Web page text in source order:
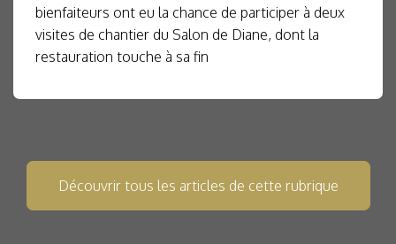
bienfaiteurs ont eu la chance de participer à deux
visites de chantier du Salon de Diane, dont la
restauration touche à sa fin
Découvrir tous les articles de cette rubrique